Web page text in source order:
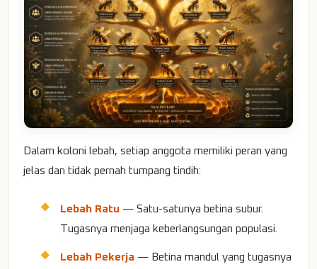
Dalam koloni lebah, setiap anggota memiliki peran yang
jelas dan tidak pernah tumpang tindih:
Lebah Ratu — Satu-satunya betina subur.
Tugasnya menjaga keberlangsungan populasi.
Lebah Pekerja — Betina mandul yang tugasnya